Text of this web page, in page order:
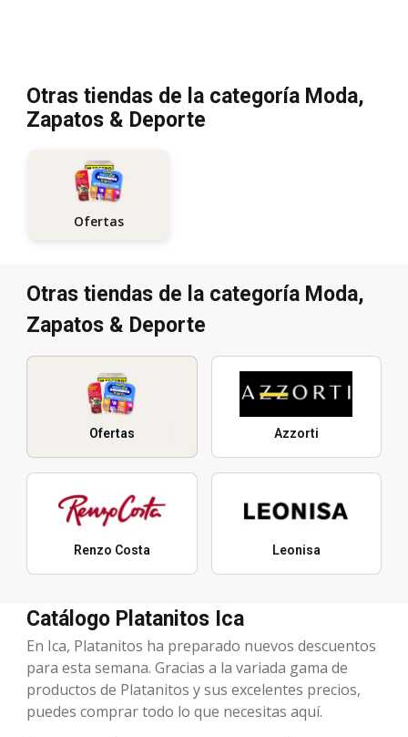
Otras tiendas de la categoría Moda,
Zapatos & Deporte
Ofertas
Otras tiendas de la categoría Moda,
Zapatos & Deporte
Ofertas Azzorti
Renzo Costa Leonisa
Catálogo Platanitos Ica
En Ica, Platanitos ha preparado nuevos descuentos
para esta semana. Gracias a la variada gama de
productos de Platanitos y sus excelentes precios,
puedes comprar todo lo que necesitas aquí.